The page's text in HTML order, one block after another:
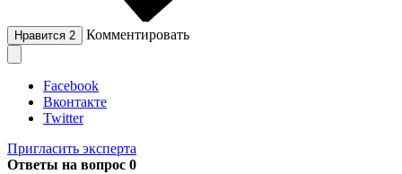
Нравится 2 Комментировать
Facebook
Вконтакте
Twitter
Пригласить эксперта
Ответы на вопрос 0